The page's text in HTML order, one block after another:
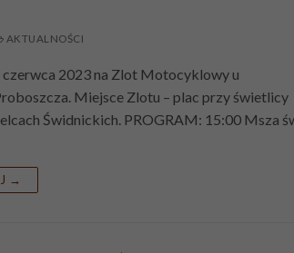
AKTUALNOŚCI
czerwca 2023 na Zlot Motocyklowy u
Miejsce Zlotu – plac przy świetlicy
Świdnickich. PROGRAM: 15:00 Msza
→